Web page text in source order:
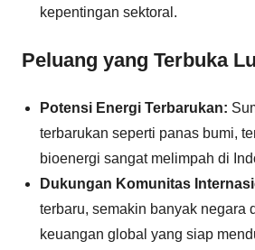
kepentingan sektoral.
Peluang yang Terbuka
Potensi Energi Terbarukan:
terbarukan seperti panas bumi,
bioenergi sangat melimpah di
Dukungan Komunitas
terbaru, semakin banyak negara
keuangan global yang siap